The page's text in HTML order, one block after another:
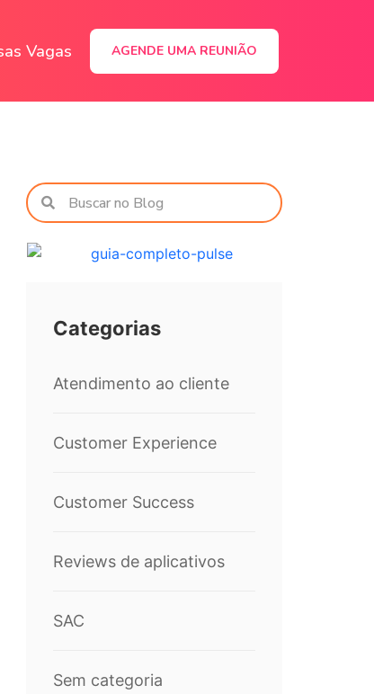
Vagas AGENDE UMA REUNIÃO
Categorias
Atendimento ao cliente
Customer Experience
Customer Success
Reviews de aplicativos
SAC
Sem categoria